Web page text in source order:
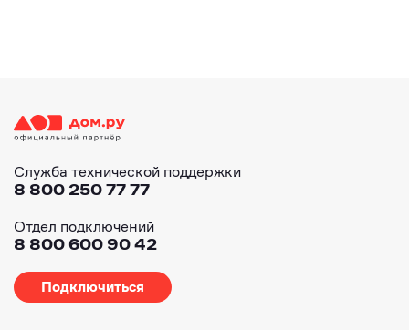
Служба технической поддержки
8 800 250 77 77
Отдел подключений
8 800 600 90 42
Подключиться